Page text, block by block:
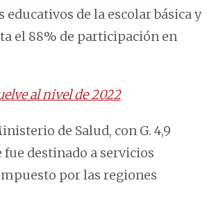
de la escolar básica y
el 88% de participación en
al nivel de 2022
de Salud, con G. 4,9
destinado a servicios
por las regiones